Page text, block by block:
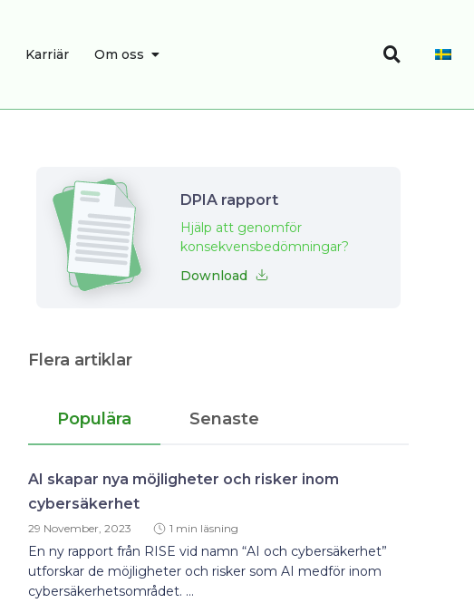
Karriär Om oss ÖPPNA OM OSS Sök
DPIA rapport
Hjälp att genomför
konsekvensbedömningar?
Download
Flera artiklar
Populära Senaste
AI skapar nya möjligheter och risker inom
cybersäkerhet
29 November, 2023 1 min läsning
En ny rapport från RISE vid namn “AI och cybersäkerhet”
utforskar de möjligheter och risker som AI medför inom
cybersäkerhetsområdet. ...